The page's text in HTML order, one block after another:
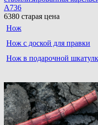
A736
6380 старая цена
Нож
Нож с доской для правки
Нож в подарочной